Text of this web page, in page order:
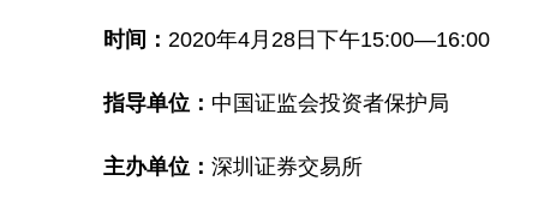
时间：2020年4月28日下午15:00—16:00
指导单位： 中国证监会投资者保护局
主办单位：深圳证券交易所